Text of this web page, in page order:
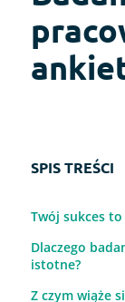
SPIS TREŚCI
Twój sukces
Dlaczego
istotne?
Z czym wiąże